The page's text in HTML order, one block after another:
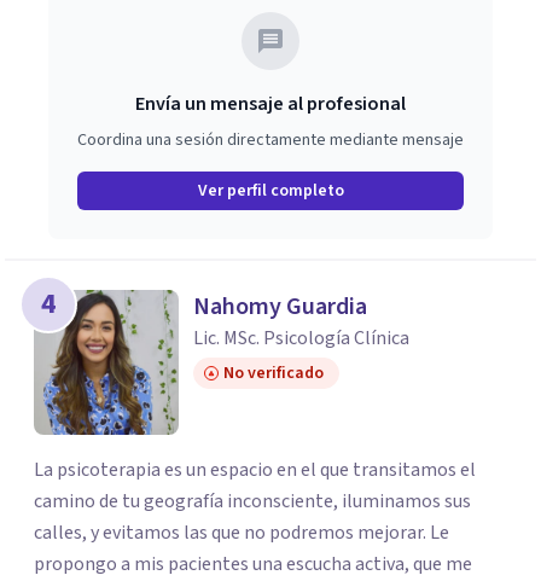
Envía un mensaje al profesional
Coordina una sesión directamente mediante mensaje
Ver perfil completo
4 Nahomy Guardia
Lic. MSc. Psicología Clínica
No verificado
La psicoterapia es un espacio en el que transitamos el
camino de tu geografía inconsciente, iluminamos sus
calles, y evitamos las que no podremos mejorar. Le
propongo a mis pacientes una escucha activa, que me